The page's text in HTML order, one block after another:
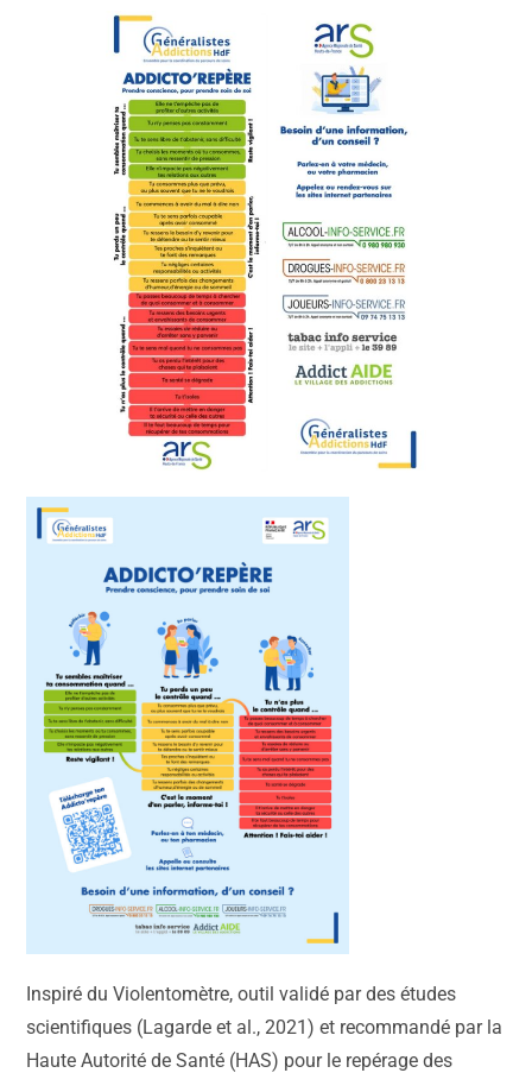
Inspiré du Violentomètre, outil validé par des études
scientifiques (Lagarde et al., 2021) et recommandé par la
Haute Autorité de Santé (HAS) pour le repérage des